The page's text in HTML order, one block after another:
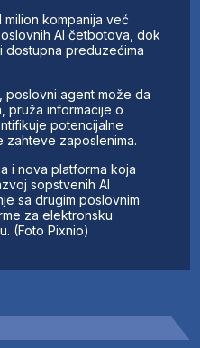
kompanija već
AI četbotova, dok
dostupna preduzećima
poslovni agent može da
pruža informacije o
potencijalne
zaposlenima.
i nova platforma koja
sopstvenih AI
sa drugim poslovnim
za elektronsku
(Foto Pixnio)